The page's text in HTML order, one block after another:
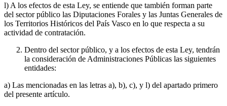
l) A los efectos de esta Ley, se entiende que también forman parte
del sector público las Diputaciones Forales y las Juntas Generales de
los Territorios Históricos del País Vasco en lo que respecta a su
actividad de contratación.
Dentro del sector público, y a los efectos de esta Ley, tendrán
la consideración de Administraciones Públicas las siguientes
entidades:
a) Las mencionadas en las letras a), b), c), y l) del apartado primero
del presente artículo.